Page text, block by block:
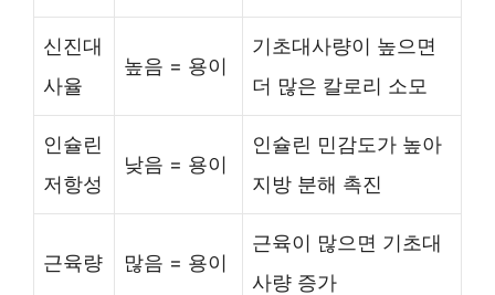
신진대
사율
높음 = 용이
기초대사량이 높으면
더 많은 칼로리 소모
인슐린
저항성
낮음 = 용이
인슐린 민감도가 높아
지방 분해 촉진
근육량 많음 = 용이
근육이 많으면 기초대
사량 증가